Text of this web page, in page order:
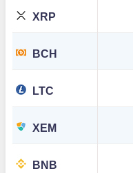
XRP
BCH
LTC
XEM
BNB